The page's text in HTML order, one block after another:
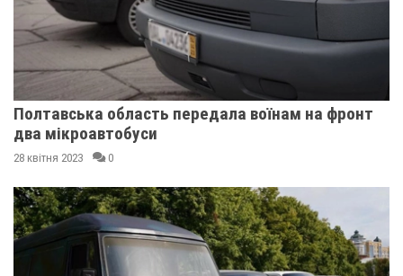
Полтавська область передала воїнам на фронт
два мікроавтобуси
28 квітня 2023 0